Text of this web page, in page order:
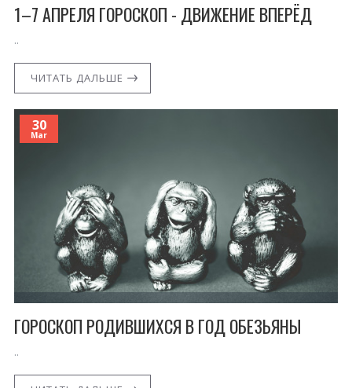
1–7 АПРЕЛЯ ГОРОСКОП - ДВИЖЕНИЕ ВПЕРЁД
..
ЧИТАТЬ ДАЛЬШЕ
30
Mar
ГОРОСКОП РОДИВШИХСЯ В ГОД ОБЕЗЬЯНЫ
..